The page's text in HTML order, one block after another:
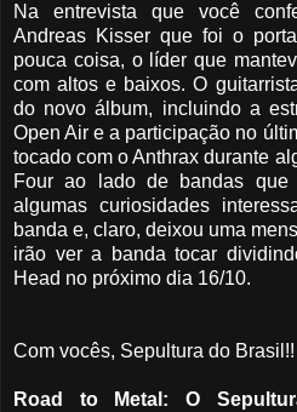
Na entrevista que você
Andreas Kisser que foi o
pouca coisa, o líder que
com altos e baixos. O
do novo álbum, incluindo a
Open Air e a participação no
tocado com o Anthrax durante
Four ao lado de bandas que
algumas curiosidades
banda e, claro, deixou uma
irão ver a banda tocar
Head no próximo dia 16/10.
Com vocês, Sepultura do Brasil!!
Road to Metal: O